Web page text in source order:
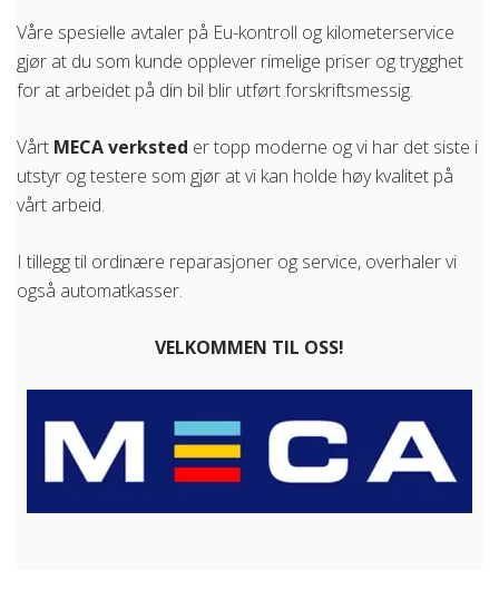
Våre spesielle avtaler på Eu-kontroll og kilometerservice
gjør at du som kunde opplever rimelige priser og trygghet
for at arbeidet på din bil blir utført forskriftsmessig.
Vårt MECA verksted er topp moderne og vi har det siste i
utstyr og testere som gjør at vi kan holde høy kvalitet på
vårt arbeid.
I tillegg til ordinære reparasjoner og service, overhaler vi
også automatkasser.
VELKOMMEN TIL OSS!